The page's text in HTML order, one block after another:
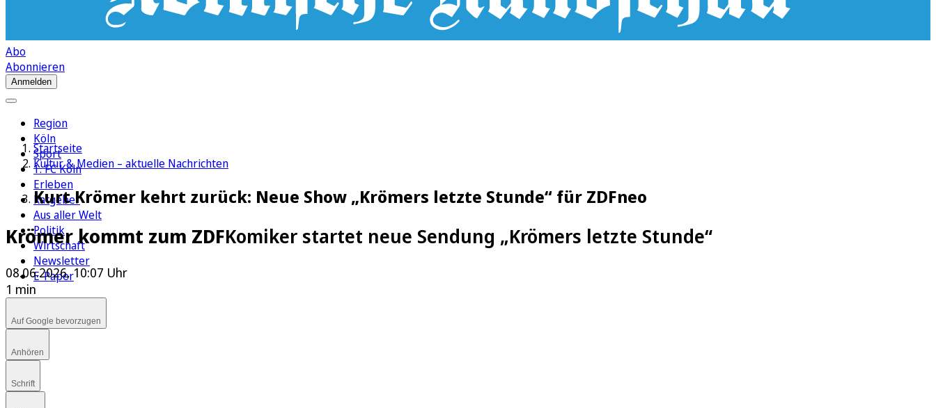
Abo
Abonnieren
Anmelden
Region
Köln
Sport
1. FC Köln
Erleben
Ratgeber
Aus aller Welt
Politik
Wirtschaft
Newsletter
E-Paper
Startseite
Kultur & Medien – aktuelle Nachrichten
Kurt Krömer kehrt zurück: Neue Show „Krömers letzte Stunde“ für ZDFneo
Krömer kommt zum ZDFKomiker startet neue Sendung „Krömers letzte Stunde“
08.06.2026, 10:07 Uhr
1 min
Auf Google bevorzugen
Anhören
Schrift